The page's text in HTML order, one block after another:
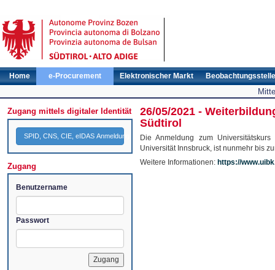
Home e-Procurement Elektronischer Markt Beobachtungsstelle
Zugang mittels digitaler Identität
SPID, CNS, CIE, eIDAS Anmeldung
Zugang
Benutzername
Passwort
26/05/2021 -
Südtirol
Die Anmeldung zum
Universität Innsbruck, ist nunmehr bis
Weitere Informationen: https://